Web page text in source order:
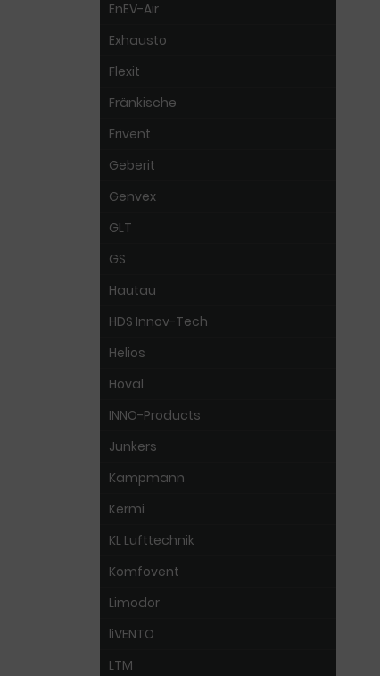
EnEV-Air
Exhausto
Flexit
Fränkische
Frivent
Geberit
Genvex
GLT
GS
Hautau
HDS Innov-Tech
Helios
Hoval
INNO-Products
Junkers
Kampmann
Kermi
KL Lufttechnik
Komfovent
Limodor
liVENTO
LTM